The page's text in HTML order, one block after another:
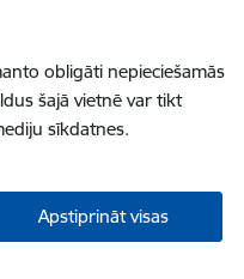
obligāti nepieciešamās
šajā vietnē var tikt
sīkdatnes.
Apstiprināt visas